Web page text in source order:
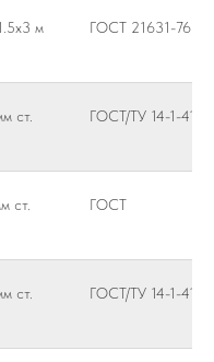
м
ГОСТ 21631-76
ст.
ГОСТ/ТУ 14-1-
ст.
ГОСТ
ст.
ГОСТ/ТУ 14-1-